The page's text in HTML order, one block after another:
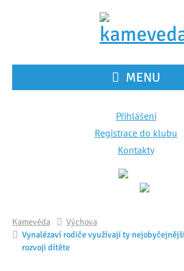
MENU
Přihlášení
Registrace do klubu
Kontakty
Kamevéda
Výchova
Vynalézaví rodiče využívají ty
rozvoji dítěte